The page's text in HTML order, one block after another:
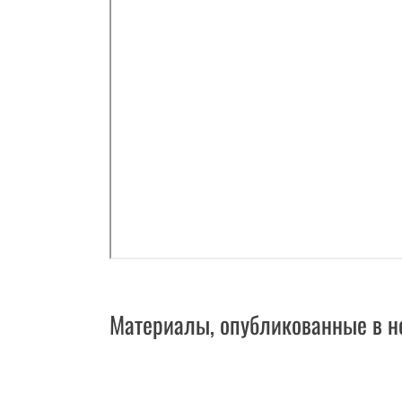
Материалы, опубликованные в